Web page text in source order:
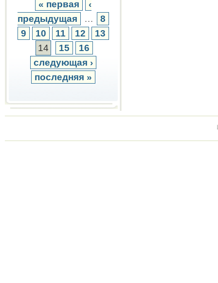
« первая
‹
предыдущая
…
8
9
10 11 12
13
14
15
16
следующая ›
последняя »